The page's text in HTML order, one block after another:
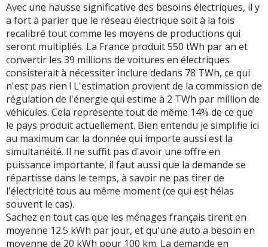
Avec une hausse significative des besoins électriques, il y
a fort à parier que le réseau électrique soit à la fois
recalibré tout comme les moyens de productions qui
seront multipliés. La France produit 550 tWh par an et
convertir les 39 millions de voitures en électriques
consisterait à nécessiter inclure dedans 78 TWh, ce qui
n'est pas rien ! L'estimation provient de la commission de
régulation de l'énergie qui estime à 2 TWh par million de
véhicules. Cela représente tout de même 14% de ce que
le pays produit actuellement. Bien entendu je simplifie ici
au maximum car la donnée qui importe aussi est la
simultanéité. Il ne suffit pas d'avoir une offre en
puissance importante, il faut aussi que la demande se
répartisse dans le temps, à savoir ne pas tirer de
l'électricité tous au même moment (ce qui est hélas
souvent le cas).
Sachez en tout cas que les ménages français tirent en
moyenne 12.5 kWh par jour, et qu'une auto a besoin en
moyenne de 20 kWh pour 100 km. La demande en